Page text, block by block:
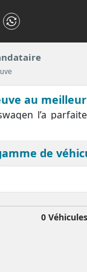
au
l’a
voiture de
de lire les
éviter les
DSG 7
de
0 Véhicules